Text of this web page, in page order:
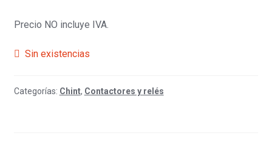
Precio NO incluye IVA.
Sin existencias
Categorías: Chint, Contactores y relés